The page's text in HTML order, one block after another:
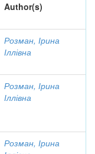
Author(s)
Розман, Ірина
Іллівна
Розман, Ірина
Іллівна
Розман, Ірина